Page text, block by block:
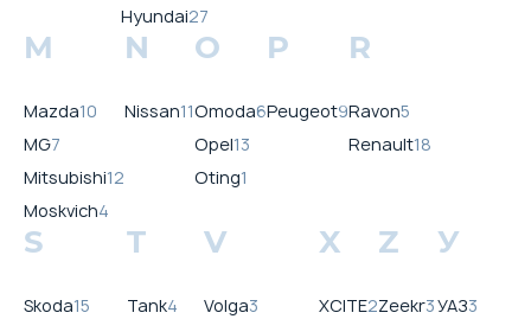
Hyundai27
M
Mazda10
MG7
Mitsubishi12
Moskvich4
N
Nissan11
O
Omoda6
Opel13
Oting1
P
Peugeot9
R
Ravon5
Renault18
S
Skoda15
T
Tank4
V
Volga3
X
XCITE2
Z
Zeekr3
У
УАЗ3